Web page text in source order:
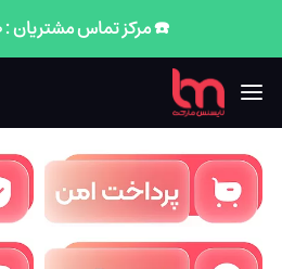
☎️ مرکز تماس مشتریان : 91094400-021